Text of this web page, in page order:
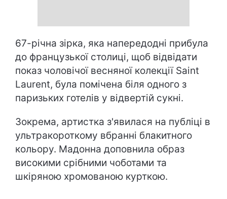
67-річна зірка, яка напередодні прибула
до французької столиці, щоб відвідати
показ чоловічої весняної колекції Saint
Laurent, була помічена біля одного з
паризьких готелів у відвертій сукні.
Зокрема, артистка з'явилася на публіці в
ультракороткому вбранні блакитного
кольору. Мадонна доповнила образ
високими срібними чоботами та
шкіряною хромованою курткою.